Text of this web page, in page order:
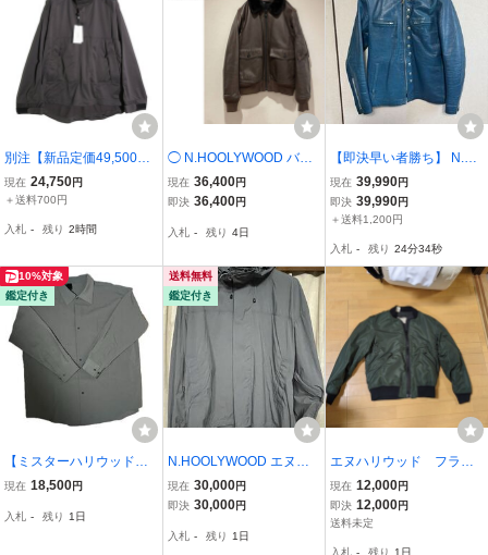
別注【新品定価49,500
円】N.HOOLYWOOD x W
ILD THINGS ANORAK P
CHACOAL 9242-BL05-0
ドシングス
現在 24,750円
＋送料700円
入札 - 残り 2時間
◯ N.HOOLYWOOD バッ
ファロー G-1 フライト ジ
ャケット / エヌハリウッ
シガレットポケット ブラ
現在 36,400円
即決 36,400円
入札 - 残り 4日
【即決早い者勝ち】 N.H
OOLYWOOD ミスターハ
リウッド エヌハリウッド
LEATHER RIDERS JACK
ジャケット ブルゾン
現在 39,990円
即決 39,990円
＋送料1,200円
入札 - 残り 24分33秒
10%対象
鑑定付き
【ミスターハリウッド
N.HOOLYWOOD】24AW
リーブ ビッグシャツ サ
現在 18,500円
入札 - 残り 1日
送料無料
鑑定付き
N.HOOLYWOOD エヌハ
リウッド ナイロンジャケ
ット ミリタリー ブルゾン
現在 30,000円
即決 30,000円
入札 - 残り 1日
エヌハリウッド フライ
トジャケット MA-1 Ｌサ
イズ
現在 12,000円
即決 12,000円
送料未定
入札 - 残り 1日